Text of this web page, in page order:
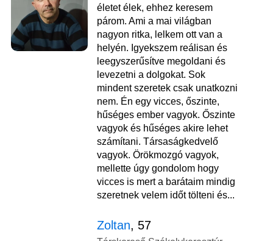
életet élek, ehhez keresem
párom. Ami a mai világban
nagyon ritka, lelkem ott van a
helyén. Igyekszem reálisan és
leegyszerűsítve megoldani és
levezetni a dolgokat. Sok
mindent szeretek csak unatkozni
nem. Én egy vicces, őszinte,
hűséges ember vagyok. Őszinte
vagyok és hűséges akire lehet
számítani. Társaságkedvelő
vagyok. Örökmozgó vagyok,
mellette úgy gondolom hogy
vicces is mert a barátaim mindig
szeretnek velem időt tölteni és...
Zoltan, 57